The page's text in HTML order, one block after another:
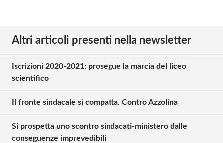
Altri articoli presenti nella newsletter
Iscrizioni 2020-2021: prosegue la marcia del liceo
scientifico
Il fronte sindacale si compatta. Contro Azzolina
Si prospetta uno scontro sindacati-ministero dalle
conseguenze imprevedibili